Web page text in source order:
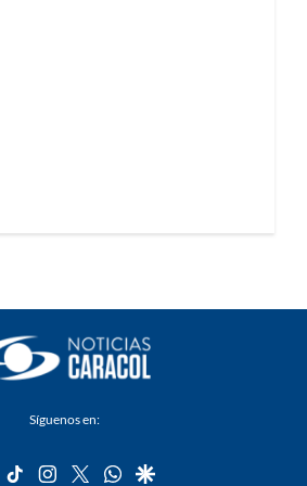
Síguenos en:
facebook
tiktok instagram
twitterwhatsapp
google